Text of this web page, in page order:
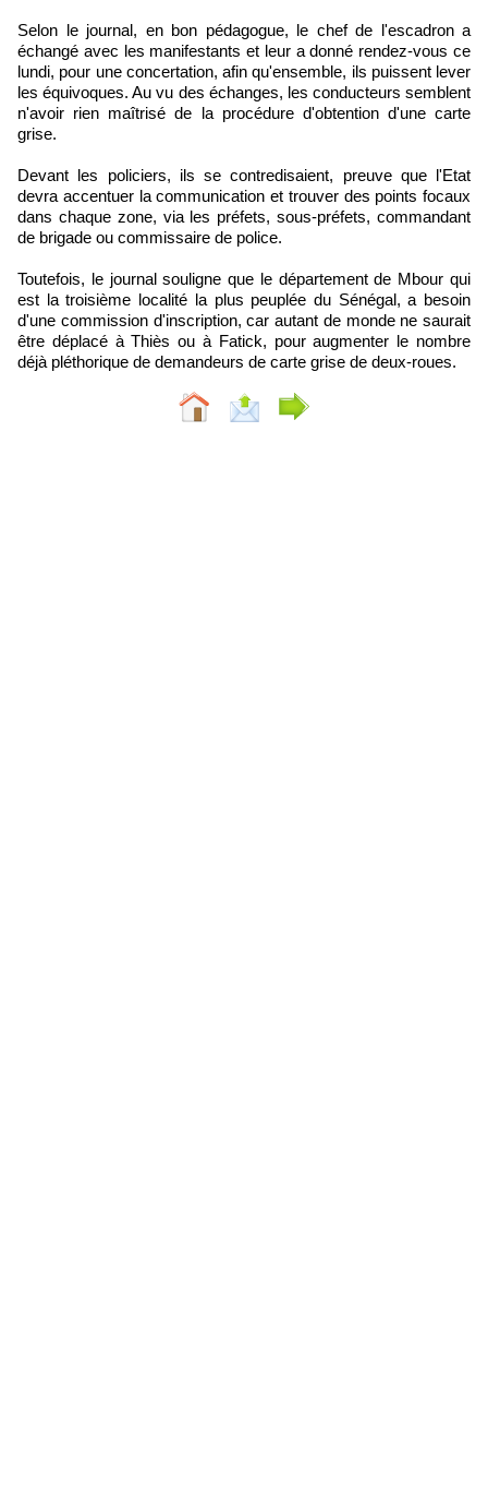
Selon le journal, en bon pédagogue, le chef de l'escadron a
échangé avec les manifestants et leur a donné rendez-vous ce
lundi, pour une concertation, afin qu'ensemble, ils puissent lever
les équivoques. Au vu des échanges, les conducteurs semblent
n'avoir rien maîtrisé de la procédure d'obtention d'une carte
grise.
Devant les policiers, ils se contredisaient, preuve que l'Etat
devra accentuer la communication et trouver des points focaux
dans chaque zone, via les préfets, sous-préfets, commandant
de brigade ou commissaire de police.
Toutefois, le journal souligne que le département de Mbour qui
est la troisième localité la plus peuplée du Sénégal, a besoin
d'une commission d'inscription, car autant de monde ne saurait
être déplacé à Thiès ou à Fatick, pour augmenter le nombre
déjà pléthorique de demandeurs de carte grise de deux-roues.